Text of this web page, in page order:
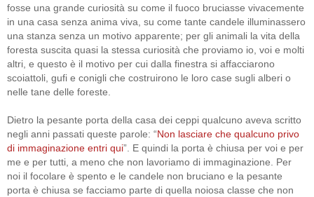
fosse una grande curiosità su come il fuoco bruciasse vivacemente
in una casa senza anima viva, su come tante candele illuminassero
una stanza senza un motivo apparente; per gli animali la vita della
foresta suscita quasi la stessa curiosità che proviamo io, voi e molti
altri, e questo è il motivo per cui dalla finestra si affacciarono
scoiattoli, gufi e conigli che costruirono le loro case sugli alberi o
nelle tane delle foreste.
Dietro la pesante porta della casa dei ceppi qualcuno aveva scritto
negli anni passati queste parole: “Non lasciare che qualcuno privo
di immaginazione entri qui”. E quindi la porta è chiusa per voi e per
me e per tutti, a meno che non lavoriamo di immaginazione. Per
noi il focolare è spento e le candele non bruciano e la pesante
porta è chiusa se facciamo parte di quella noiosa classe che non